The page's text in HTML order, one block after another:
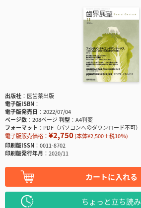
出版社
医歯薬出版
電子版ISBN
電子版発売日
2022/07/04
ページ数
208ページ判型
A4判変
フォーマット
PDF（パソコンへのダウンロード不可）
電子版販売価格： ¥2,750(本体¥2,500＋税10％)
印刷版ISSN
0011-8702
印刷版発行年月
2020/11
カートに入れる
ちょっと立ち読み